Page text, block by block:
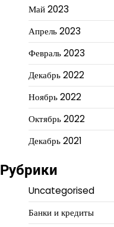
Май 2023
Апрель 2023
Февраль 2023
Декабрь 2022
Ноябрь 2022
Октябрь 2022
Декабрь 2021
Рубрики
Uncategorised
Банки и кредиты